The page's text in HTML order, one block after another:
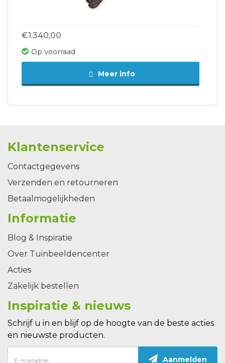
€1.340,00
Op voorraad
Meer info
Klantenservice
Contactgegevens
Verzenden en retourneren
Betaalmogelijkheden
Informatie
Blog & Inspiratie
Over Tuinbeeldencenter
Acties
Zakelijk bestellen
Inspiratie & nieuws
Schrijf u in en blijf op de hoogte van de beste acties
en nieuwste producten.
Aanmelden